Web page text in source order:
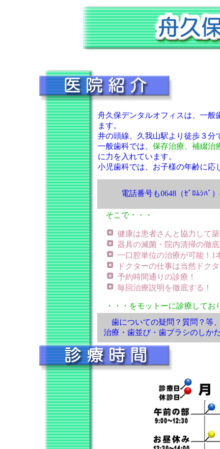
舟久保デンタルオフィスは、一般
ます。
井の頭線、久我山駅より徒歩３分
一般歯科では、 保存治療、補綴治
に力を入れています。
小児歯科では、お子様の年齢に応
電話番号も0648（ｾﾞﾛﾑｼﾊﾞ
そこで・・・
健康は患者さんと協力して
器具の滅菌・院内清掃の徹
一口腔単位の治療が可能！1
ドクターの仕事は当然ドク
予約時間通りの診療！
毎回治療説明を徹底する！
・・・をモットーに診療してお
歯についての疑問？質問？等
治療・歯並び・歯ブラシのしか